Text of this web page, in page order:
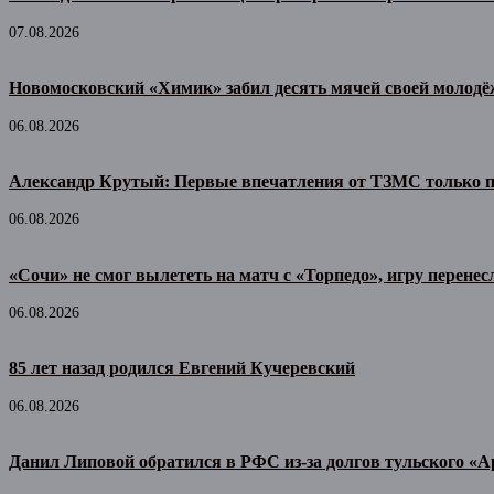
07.08.2026
Новомосковский «Химик» забил десять мячей своей
06.08.2026
Александр Крутый: Первые впечатления от ТЗМС только
06.08.2026
«Сочи» не смог вылететь на матч с «Торпедо», игру
06.08.2026
85 лет назад родился Евгений Кучеревский
06.08.2026
Данил Липовой обратился в РФС из-за долгов тульского